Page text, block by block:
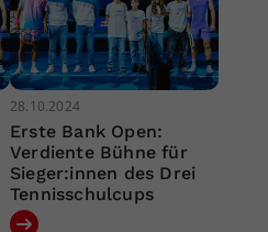
28.10.2024
Erste Bank Open:
Verdiente Bühne für
Sieger:innen des Drei
Tennisschulcups